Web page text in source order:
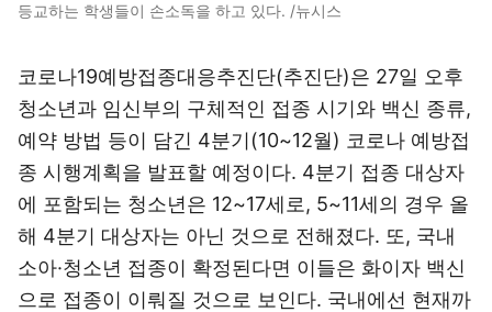
등교하는 학생들이 손소독을 하고 있다. /뉴시스
코로나19예방접종대응추진단(추진단)은 27일 오후
청소년과 임신부의 구체적인 접종 시기와 백신 종류,
예약 방법 등이 담긴 4분기(10~12월) 코로나 예방접
종 시행계획을 발표할 예정이다. 4분기 접종 대상자
에 포함되는 청소년은 12~17세로, 5~11세의 경우 올
해 4분기 대상자는 아닌 것으로 전해졌다. 또, 국내
소아·청소년 접종이 확정된다면 이들은 화이자 백신
으로 접종이 이뤄질 것으로 보인다. 국내에선 현재까